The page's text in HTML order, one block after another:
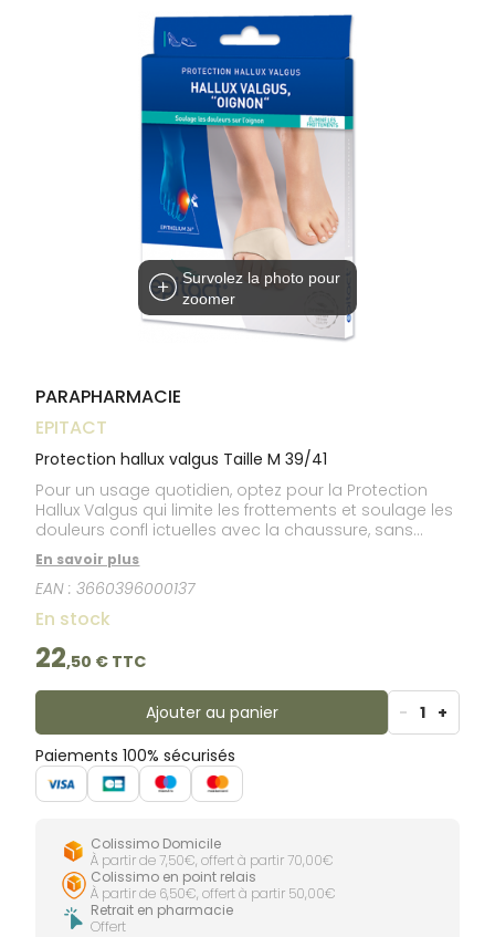
pharmacie
Dispositifs
médicaux
Cheveux
Corps
Solaire
NOTRE
ÉQUIPE
INFORMATIONS
PHARMACIES
DE GARDE
APPLICATION
DE SANTÉ
Survolez la photo pour
zoomer
PARAPHARMACIE
EPITACT
Protection hallux valgus Taille M 39/41
Pour un usage quotidien, optez pour la Protection
Hallux Valgus qui limite les frottements et soulage les
douleurs confl ictuelles avec la chaussure, sans
générer de pressions supplémentaires dans les
chaussures. + Seulement 1 mm d’épaisseur = se
porte dans toutes les chaussures. + Protection
efficace : soulage immédiatement.
En savoir plus
EAN :3660396000137
En stock
22,50 € TTC
Ajouter au panier - 1 +
Paiements 100% sécurisés
Colissimo Domicile
À partir de 7,50€, offert à partir 70,00€
Colissimo en point relais
À partir de 6,50€, offert à partir 50,00€
Retrait en pharmacie
Offert